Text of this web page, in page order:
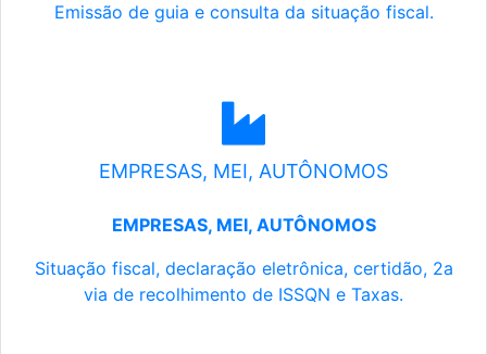
Emissão de guia e consulta da situação fiscal.
EMPRESAS, MEI, AUTÔNOMOS
EMPRESAS, MEI, AUTÔNOMOS
Situação fiscal, declaração eletrônica, certidão, 2a
via de recolhimento de ISSQN e Taxas.